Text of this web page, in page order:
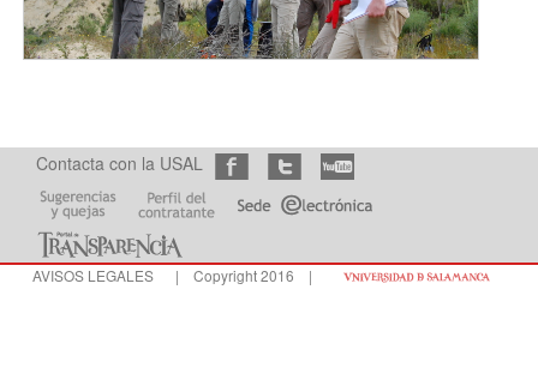
Contacta con la USAL
AVISOS LEGALES| Copyright 2016 |